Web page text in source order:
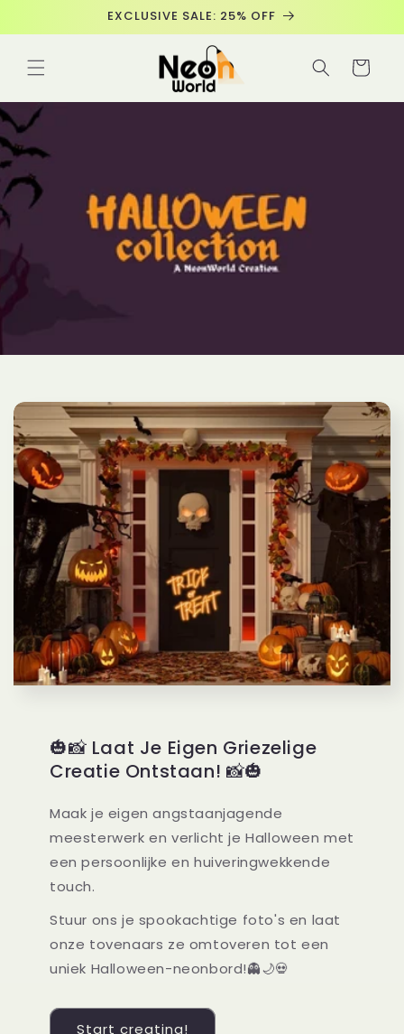
content
EXCLUSIVE SALE: 25% OFF
Winkelwagen
🎃📸 Laat Je Eigen Griezelige
Creatie Ontstaan! 📸🎃
Maak je eigen angstaanjagende
meesterwerk en verlicht je Halloween met
een persoonlijke en huiveringwekkende
touch.
Stuur ons je spookachtige foto's en laat
onze tovenaars ze omtoveren tot een
uniek Halloween-neonbord!👻🌙💀
Start creating!